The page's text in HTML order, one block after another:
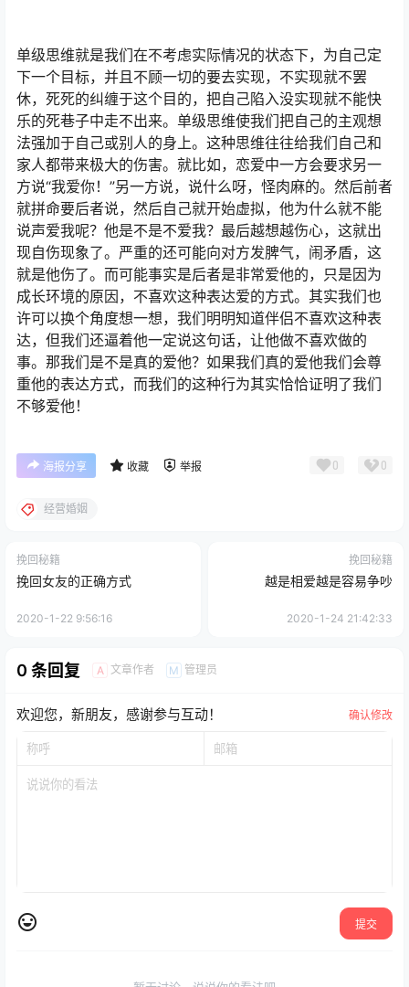
单级思维就是我们在不考虑实际情况的状态下，为自己定
下一个目标，并且不顾一切的要去实现，不实现就不罢
休，死死的纠缠于这个目的，把自己陷入没实现就不能快
乐的死巷子中走不出来。单级思维使我们把自己的主观想
法强加于自己或别人的身上。这种思维往往给我们自己和
家人都带来极大的伤害。就比如，恋爱中一方会要求另一
方说“我爱你！”另一方说，说什么呀，怪肉麻的。然后前者
就拼命要后者说，然后自己就开始虚拟，他为什么就不能
说声爱我呢？他是不是不爱我？最后越想越伤心，这就出
现自伤现象了。严重的还可能向对方发脾气，闹矛盾，这
就是他伤了。而可能事实是后者是非常爱他的，只是因为
成长环境的原因，不喜欢这种表达爱的方式。其实我们也
许可以换个角度想一想，我们明明知道伴侣不喜欢这种表
达，但我们还逼着他一定说这句话，让他做不喜欢做的
事。那我们是不是真的爱他？如果我们真的爱他我们会尊
重他的表达方式，而我们的这种行为其实恰恰证明了我们
不够爱他！
海报分享 收藏 举报 0 0
经营婚姻
挽回秘籍
挽回女友的正确方式
2020-1-22 9:56:16
挽回秘籍
越是相爱越是容易争吵
2020-1-24 21:42:33
0 条回复 A 文章作者 M 管理员
欢迎您，新朋友，感谢参与互动！ 确认修改
提交